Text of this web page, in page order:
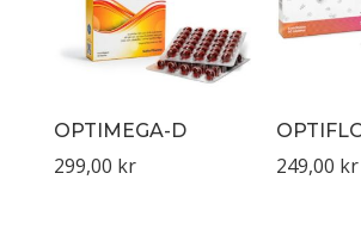
OPTIMEGA-D
299,00 kr 249,00 kr